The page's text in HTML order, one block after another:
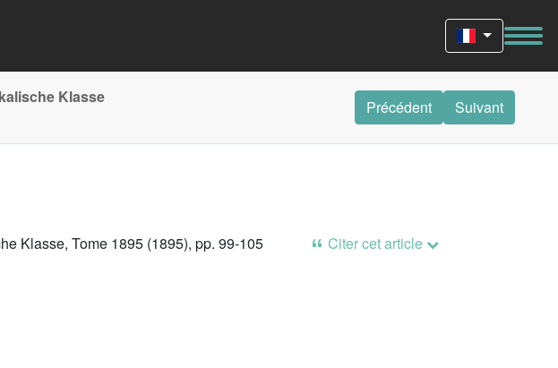
Klasse
Précédent Suivant
Klasse, Tome 1895 (1895), pp. 99-105
Citer cet article